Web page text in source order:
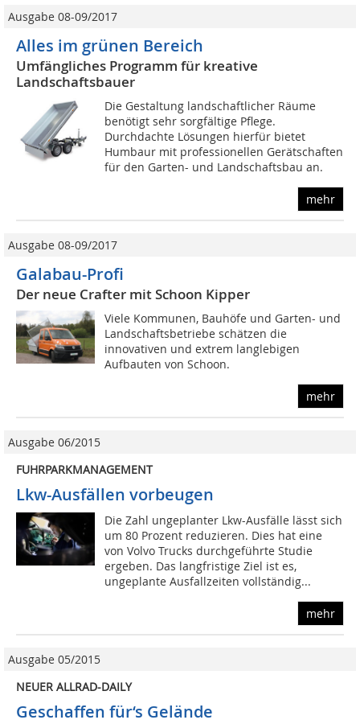
Ausgabe 08-09/2017
Alles im grünen Bereich
Umfängliches Programm für kreative
Landschaftsbauer
Die Gestaltung landschaftlicher Räume
benötigt sehr sorgfältige Pflege.
Durchdachte Lösungen hierfür bietet
Humbaur mit professionellen Gerätschaften
für den Garten- und Landschaftsbau an.
mehr
Ausgabe 08-09/2017
Galabau-Profi
Der neue Crafter mit Schoon Kipper
Viele Kommunen, Bauhöfe und Garten- und
Landschaftsbetriebe schätzen die
innovativen und extrem langlebigen
Aufbauten von Schoon.
mehr
Ausgabe 06/2015
FUHRPARKMANAGEMENT
Lkw-Ausfällen vorbeugen
Die Zahl ungeplanter Lkw-Ausfälle lässt sich
um 80 Prozent reduzieren. Dies hat eine
von Volvo Trucks durchgeführte Studie
ergeben. Das langfristige Ziel ist es,
ungeplante Ausfallzeiten vollständig...
mehr
Ausgabe 05/2015
NEUER ALLRAD-DAILY
Geschaffen für‘s Gelände